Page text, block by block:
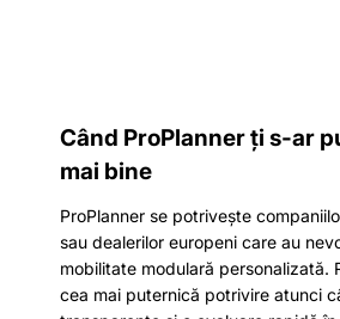
Când ProPlanner ți s-ar
mai bine
ProPlanner se potrivește
sau dealerilor europeni care au
mobilitate modulară personalizată.
cea mai puternică potrivire atunci